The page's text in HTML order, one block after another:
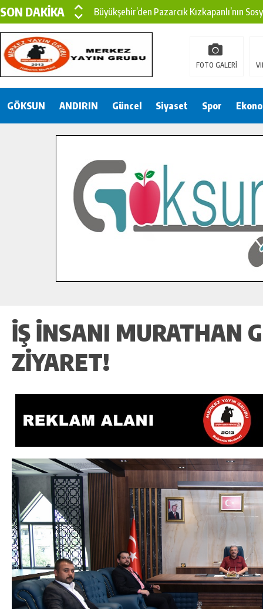
SON DAKİKA
Büyükşehir’den Pazarcık Kızkapanlı’nın
Büyükşehir’den Pazarcık Kırsalına Modern
Çin’den KSÜ’ye Uluslararası Başarı:
Gençler Pusula Maraş Kampında Yeni
İlçe Jandarma Komutanı Karakaya’dan
Bertiz’in Yeni Köprüsünde Sona Doğru.
FOTO GALERİ
GÖKSUN ANDIRIN Güncel Siyaset Spor
İŞ İNSANI MURATHAN
ZIYARET!